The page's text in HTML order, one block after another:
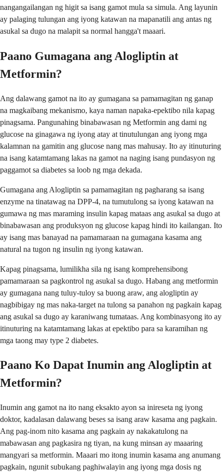
nangangailangan ng higit sa isang gamot mula sa simula. Ang layunin
ay palaging tulungan ang iyong katawan na mapanatili ang antas ng
asukal sa dugo na malapit sa normal hangga't maaari.
Paano Gumagana ang Alogliptin at
Metformin?
Ang dalawang gamot na ito ay gumagana sa pamamagitan ng ganap
na magkaibang mekanismo, kaya naman napaka-epektibo nila kapag
pinagsama. Pangunahing binabawasan ng Metformin ang dami ng
glucose na ginagawa ng iyong atay at tinutulungan ang iyong mga
kalamnan na gamitin ang glucose nang mas mahusay. Ito ay itinuturing
na isang katamtamang lakas na gamot na naging isang pundasyon ng
paggamot sa diabetes sa loob ng mga dekada.
Gumagana ang Alogliptin sa pamamagitan ng pagharang sa isang
enzyme na tinatawag na DPP-4, na tumutulong sa iyong katawan na
gumawa ng mas maraming insulin kapag mataas ang asukal sa dugo at
binabawasan ang produksyon ng glucose kapag hindi ito kailangan. Ito
ay isang mas banayad na pamamaraan na gumagana kasama ang
natural na tugon ng insulin ng iyong katawan.
Kapag pinagsama, lumilikha sila ng isang komprehensibong
pamamaraan sa pagkontrol ng asukal sa dugo. Habang ang metformin
ay gumagana nang tuluy-tuloy sa buong araw, ang alogliptin ay
nagbibigay ng mas naka-target na tulong sa panahon ng pagkain kapag
ang asukal sa dugo ay karaniwang tumataas. Ang kombinasyong ito ay
itinuturing na katamtamang lakas at epektibo para sa karamihan ng
mga taong may type 2 diabetes.
Paano Ko Dapat Inumin ang Alogliptin at
Metformin?
Inumin ang gamot na ito nang eksakto ayon sa inireseta ng iyong
doktor, kadalasan dalawang beses sa isang araw kasama ang pagkain.
Ang pag-inom nito kasama ang pagkain ay nakakatulong na
mabawasan ang pagkasira ng tiyan, na kung minsan ay maaaring
mangyari sa metformin. Maaari mo itong inumin kasama ang anumang
pagkain, ngunit subukang paghiwalayin ang iyong mga dosis ng